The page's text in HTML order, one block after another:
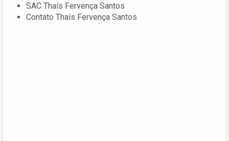
SAC Thaís Fervença Santos
Contato Thaís Fervença Santos